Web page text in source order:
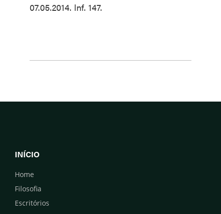
07.05.2014. Inf. 147.
INÍCIO
Home
Filosofia
Escritórios